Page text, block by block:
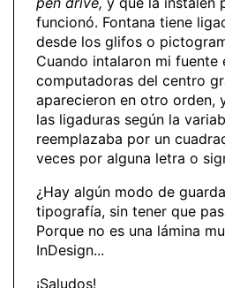
funcionó. Fontana tiene
desde los glifos o
Cuando intalaron mi fuente
computadoras del centro
aparecieron en otro orden,
las ligaduras según la
reemplazaba por un
veces por alguna letra o
¿Hay algún modo de
tipografía, sin tener que
Porque no es una lámina
InDesign...
¡Saludos!